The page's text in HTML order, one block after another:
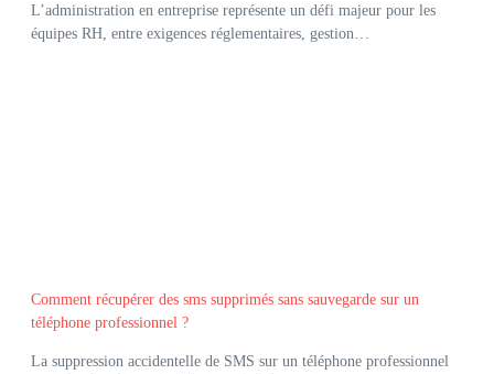
L’administration en entreprise représente un défi majeur pour les
équipes RH, entre exigences réglementaires, gestion…
Comment récupérer des sms supprimés sans sauvegarde sur un
téléphone professionnel ?
La suppression accidentelle de SMS sur un téléphone professionnel